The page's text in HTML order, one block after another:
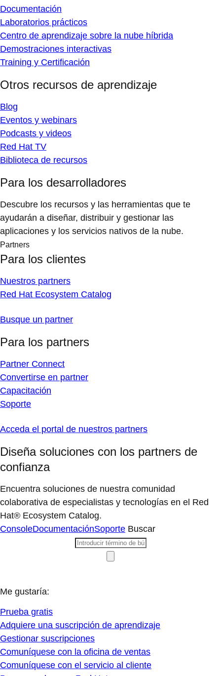
Documentación
Laboratorios prácticos
Centro de aprendizaje sobre la nube híbrida
Demostraciones interactivas
Training y Certificación
Otros recursos de aprendizaje
Blog
Eventos y webinars
Podcasts y videos
Red Hat TV
Biblioteca de recursos
Para los desarrolladores
Descubre los recursos y las herramientas que te
ayudarán a diseñar, distribuir y gestionar las
aplicaciones y los servicios nativos de la nube.
Partners
Para los clientes
Nuestros partners
Red Hat Ecosystem Catalog
Busque un partner
Para los partners
Partner Connect
Convertirse en partner
Capacitación
Soporte
Acceda el portal de nuestros partners
Diseña soluciones con los partners de
confianza
Encuentra soluciones de nuestra comunidad
colaborativa de especialistas y tecnologías en el Red
Hat® Ecosystem Catalog.
ConsoleDocumentaciónSoporte Buscar
Me gustaría:
Prueba gratis
Adquiere una suscripción de aprendizaje
Gestionar suscripciones
Comuníquese con la oficina de ventas
Comuníquese con el servicio al cliente